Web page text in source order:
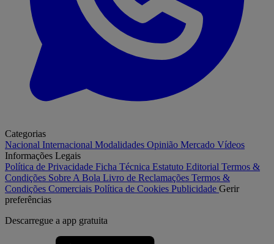
Categorias
Nacional Internacional Modalidades Opinião Mercado Vídeos
Informações Legais
Política de Privacidade Ficha Técnica Estatuto Editorial Termos &
Condições Sobre A Bola Livro de Reclamações Termos &
Condições Comerciais Política de Cookies Publicidade Gerir
preferências
Descarregue a app gratuita